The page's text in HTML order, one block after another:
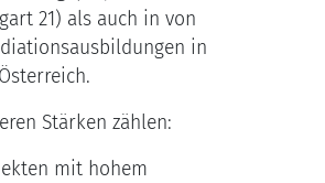
21) als auch in von
in
Stärken zählen:
mit hohem